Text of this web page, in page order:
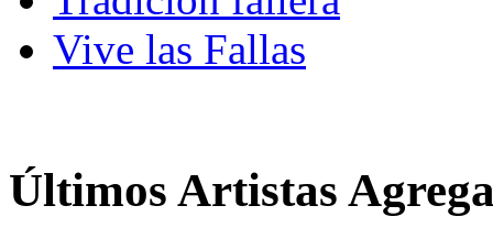
Vive las Fallas
Últimos Artistas